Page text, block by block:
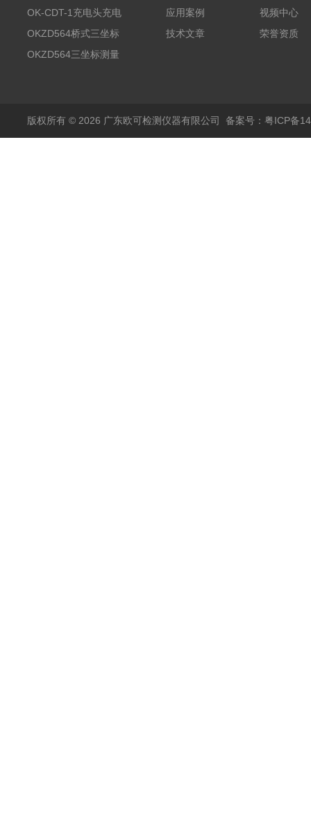
测试系统
OK-CDT-1充电头充电
宝测试系统
OKZD564桥式三坐标
测量仪
OKZD564三坐标测量
应用案例
技术文章
视频中心
荣誉资质
版权所有 © 2026 广东欧可检测仪器有限公司 备案号：粤ICP备